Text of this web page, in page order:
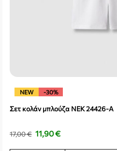
NEW -30%
Σετ κολάν μπλούζα NEK 24426-A
17,00€ 11,90€